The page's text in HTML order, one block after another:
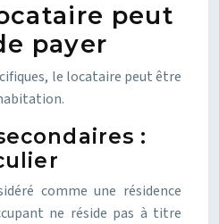
peut
payer
le locataire peut être
:
comme une résidence
ne réside pas à titre